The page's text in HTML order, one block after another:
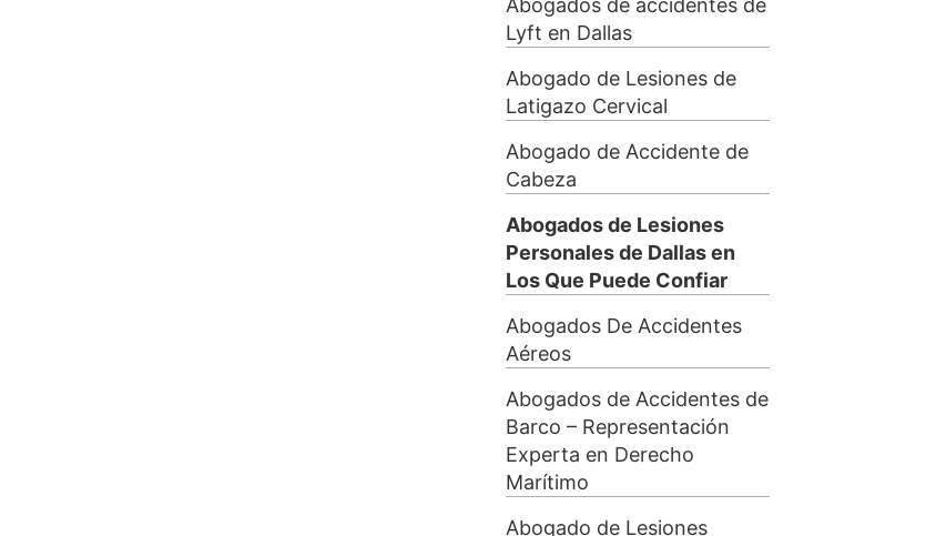
Abogados de accidentes de
Lyft en Dallas
Abogado de Lesiones de
Latigazo Cervical
Abogado de Accidente de
Cabeza
Abogados de Lesiones
Personales de Dallas en
Los Que Puede Confiar
Abogados De Accidentes
Aéreos
Abogados de Accidentes de
Barco – Representación
Experta en Derecho
Marítimo
Abogado de Lesiones